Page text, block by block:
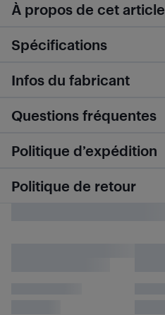
À propos de cet article
Spécifications
Infos du fabricant
Questions fréquentes
Politique d’expédition
Politique de retour